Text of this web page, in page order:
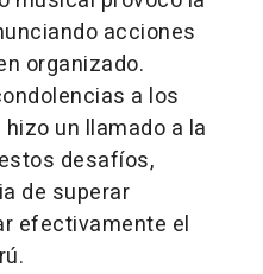
acciones
organizado.
a los
un llamado a la
desafíos,
de superar
efectivamente el